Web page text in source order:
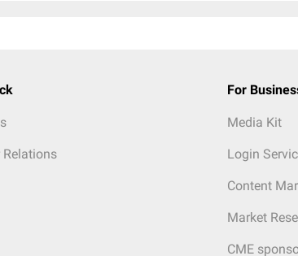
Relations
For
Media Kit
Login
Content
Market
CME